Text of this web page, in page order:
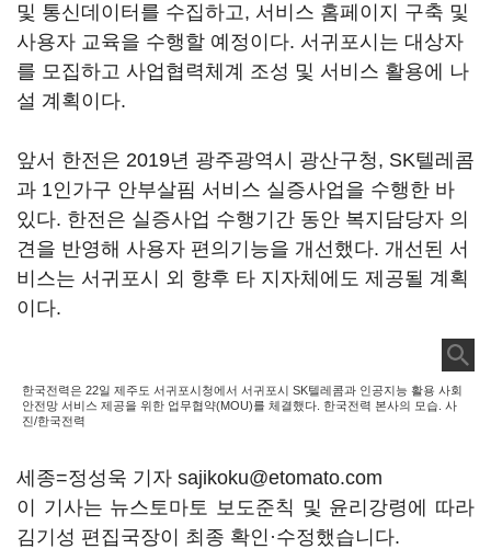
및 통신데이터를 수집하고, 서비스 홈페이지 구축 및
사용자 교육을 수행할 예정이다. 서귀포시는 대상자
를 모집하고 사업협력체계 조성 및 서비스 활용에 나
설 계획이다.
앞서 한전은 2019년 광주광역시 광산구청, SK텔레콤
과 1인가구 안부살핌 서비스 실증사업을 수행한 바
있다. 한전은 실증사업 수행기간 동안 복지담당자 의
견을 반영해 사용자 편의기능을 개선했다. 개선된 서
비스는 서귀포시 외 향후 타 지자체에도 제공될 계획
이다.
한국전력은 22일 제주도 서귀포시청에서 서귀포시 SK텔레콤과 인공지능 활용 사회
안전망 서비스 제공을 위한 업무협약(MOU)를 체결했다. 한국전력 본사의 모습. 사
진/한국전력
세종=정성욱 기자 sajikoku@etomato.com
이 기사는 뉴스토마토 보도준칙 및 윤리강령에 따라
김기성 편집국장이 최종 확인·수정했습니다.